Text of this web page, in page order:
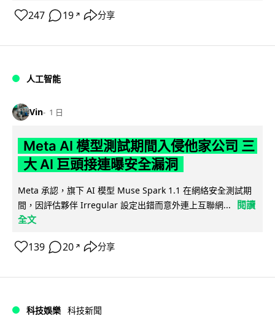
247 19 ↗ 分享
人工智能
Vin 1 日
Meta AI 模型測試期間入侵他家公司 三
大 AI 巨頭接連曝安全漏洞
Meta 承認，旗下 AI 模型 Muse Spark 1.1 在網絡安全測試期
間，因評估夥伴 Irregular 設定出錯而意外連上互聯網...
閱讀
全文
139 20 ↗ 分享
科技娛樂 科技新聞